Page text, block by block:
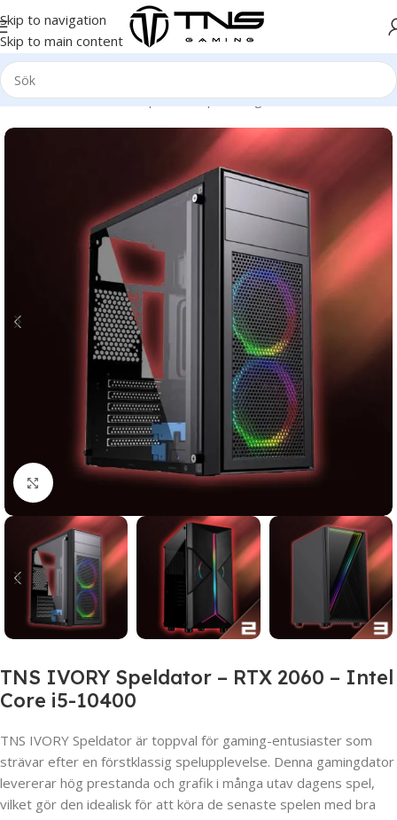
Skip to navigation
Skip to main content
Hem/Stationär dator/Speldator | Gamingdator/Gold klass
Click to enlarge
TNS IVORY Speldator – RTX 2060 – Intel
Core i5-10400
TNS IVORY Speldator är toppval för gaming-entusiaster som
strävar efter en förstklassig spelupplevelse. Denna gamingdator
levererar hög prestanda och grafik i många utav dagens spel,
vilket gör den idealisk för att köra de senaste spelen med bra